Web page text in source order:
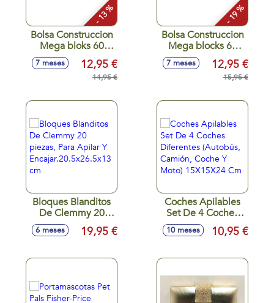
- 13 %
Bolsa Construccion
Mega bloks 60
Piezas azul
7 meses 12,95 €
14,95 €
- 19 %
Bolsa Construccion
Mega blocks 60
Piezas Rosa
7 meses 12,95 €
15,95 €
Bloques Blanditos
De Clemmy 20
piezas, Para Apilar
cm
6 meses 19,95 €
Coches Apilables
Set De 4 Coches
Diferentes
(Autobús, Camión,
15X15X24 Cm
10 meses 10,95 €